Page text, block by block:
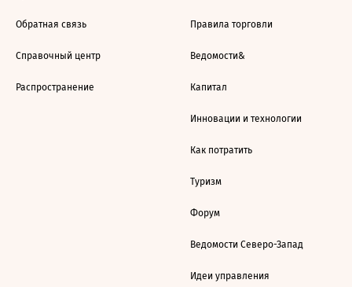
Обратная связь
Справочный центр
Распространение
Правила торговли
Ведомости&
Капитал
Инновации и технологии
Как потратить
Туризм
Форум
Ведомости Северо-Запад
Идеи управления